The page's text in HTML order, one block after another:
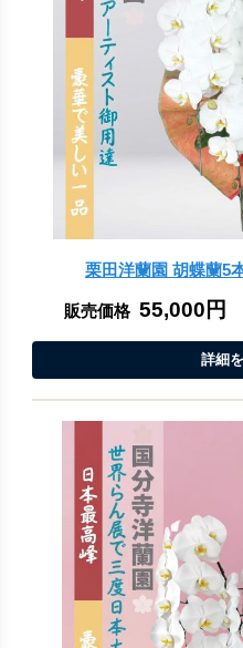
栗田洋蘭園 胡蝶蘭5
販売価格 55,000円